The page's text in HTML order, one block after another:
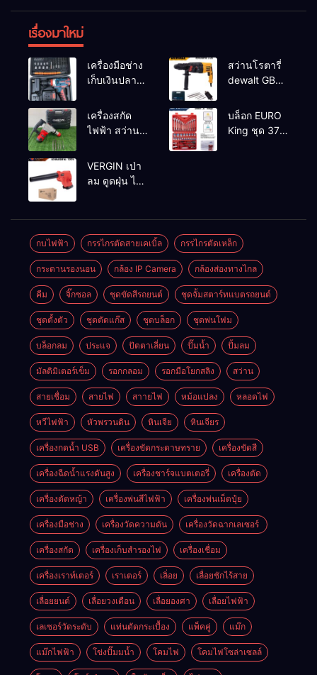
เรื่องมาใหม่
เครื่องมือช่าง
เก็บเงินปลาย
สว่านโรตารี่
dewalt GBH
2-26 DFR ทุ่น
ทองแดงแท้
100%
เครื่องสกัด
ไฟฟ้า สว่าน
MAKTEC รุ่น MT2926A
บล็อก EURO
King ชุด 37
VERGIN เป่า
ลม ดูดฝุ่น ไร้
กบไฟฟ้า กรรไกรตัดสายเคเบิ้ล กรรไกรตัดเหล็ก
กระดานรองนอน กล้อง IP Camera กล้องส่องทางไกล
คีม จิ๊กซอล ชุดขัดสีรถยนต์​ ชุดจั้มสตาร์ทแบตรถยนต์
ชุดตั้งตัว ชุดตัดแก๊ส ชุดบล็อก ชุดพ่นโฟม
บล็อกลม ประแจ ปัตตาเลี่ยน ปั๊มน้ำ ปั้มลม
มัลติมิเตอร์เข็ม รอกกลอม รอกมือโยกสลิง สว่าน
สายเชื่อม สายไฟ สาายไฟ หม้อแปลง หลอดไฟ
หวีไฟฟ้า หัวพรวนดิน หินเจีย หินเจียร
เครื่องกดน้ำ USB เครื่องขัดกระดาษทราย เครื่องขัดสี
เครื่องฉีดน้ำแรงดันสูง เครื่องชาร์จแบตเตอรี่ เครื่องตัด
เครื่องตัดหญ้า เครื่องพ่นสีไฟฟ้า เครื่องพ่นเม็ดปุ๋ย
เครื่องมือช่าง เครื่องวัดความดัน เครื่องวัดฉากเลเซอร์
เครื่องสกัด เครื่องเก็บสํารองไฟ เครื่องเชื่อม
เครื่องเราท์เตอร์ เราเตอร์ เลิ่อย เลื่อยชักไร้สาย
เลื่อยยนต์ เลื่อยวงเดือน เลื่อยองศา เลื่อยไฟฟ้า
เลเซอร์วัดระดับ แท่นตัดกระเบื้อง แพ็คคู่ แม๊ก
แม๊กไฟฟ้า โข่งปั๊มมน้ำ โคมไฟ โคมไฟโซล่าเซลล์